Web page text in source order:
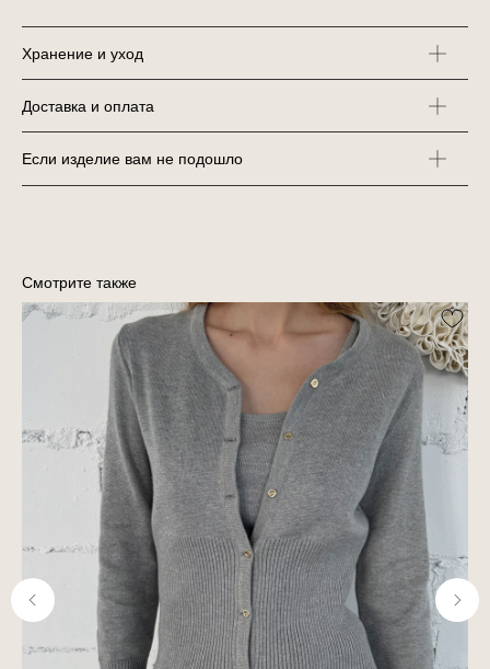
Хранение и уход
Доставка и оплата
Если изделие вам не подошло
Смотрите также